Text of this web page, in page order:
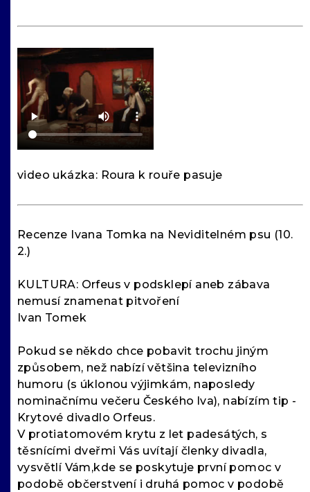
video ukázka: Roura k rouře pasuje
Recenze Ivana Tomka na Neviditelném psu (10.
2.)
KULTURA: Orfeus v podsklepí aneb zábava
nemusí znamenat pitvoření
Ivan Tomek
Pokud se někdo chce pobavit trochu jiným
způsobem, než nabízí většina televizního
humoru (s úklonou výjimkám, naposledy
nominačnímu večeru Českého lva), nabízím tip -
Krytové divadlo Orfeus.
V protiatomovém krytu z let padesátých, s
těsnícími dveřmi Vás uvítají členky divadla,
vysvětlí Vám,kde se poskytuje první pomoc v
podobě občerstvení i druhá pomoc v podobě